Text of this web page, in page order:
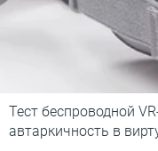
Тест беспроводной
автаркичность в